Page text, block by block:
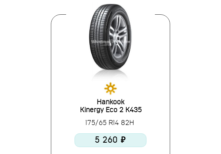
Hankook
Kinergy Eco 2 K435
175/65 R14 82H
5 260 ₽